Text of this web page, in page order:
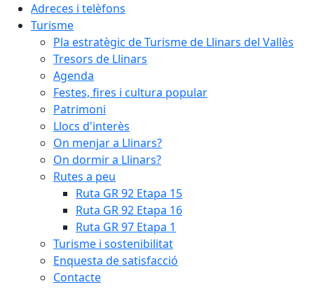
Adreces i telèfons
Turisme
Pla estratègic de Turisme de Llinars del Vallès
Tresors de Llinars
Agenda
Festes, fires i cultura popular
Patrimoni
Llocs d'interès
On menjar a Llinars?
On dormir a Llinars?
Rutes a peu
Ruta GR 92 Etapa 15
Ruta GR 92 Etapa 16
Ruta GR 97 Etapa 1
Turisme i sostenibilitat
Enquesta de satisfacció
Contacte